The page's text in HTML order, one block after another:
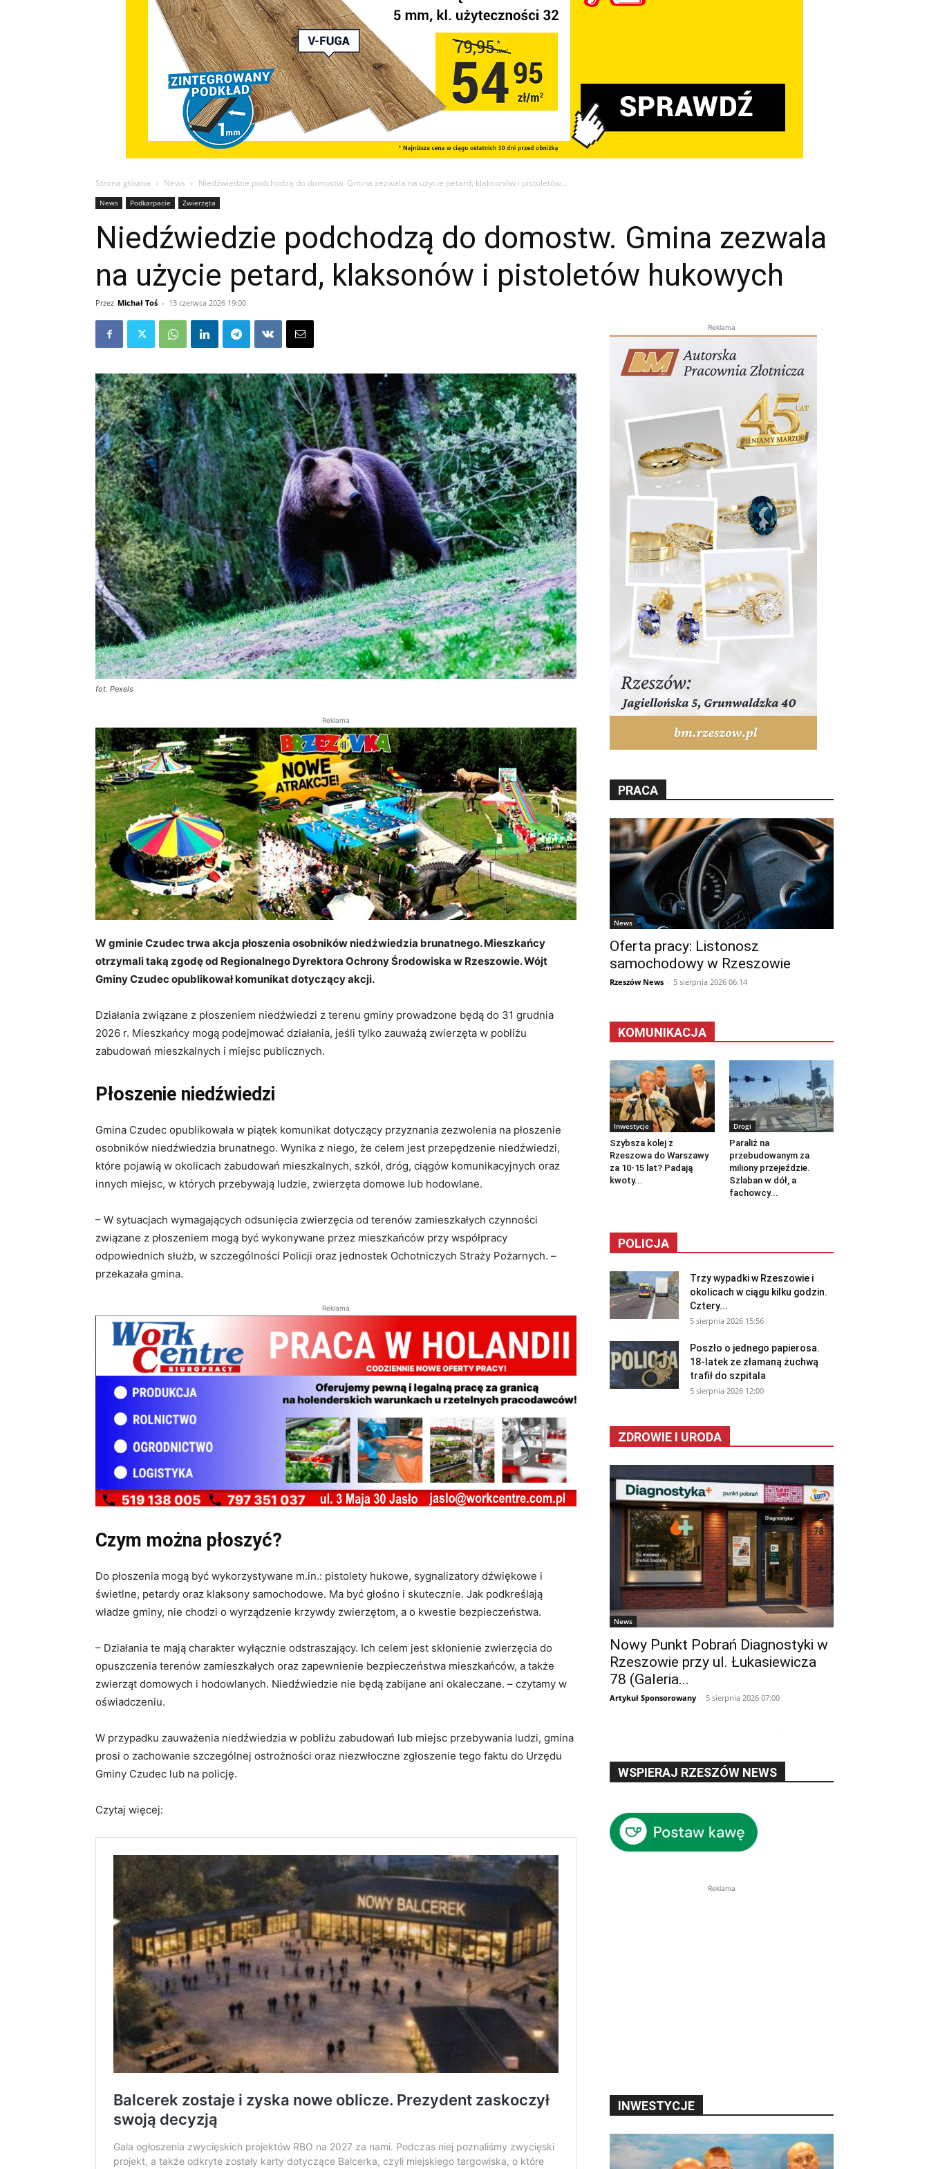
Strona główna News Niedźwiedzie podchodzą do domostw. Gmina zezwala na użycie petard, klaksonów i pistoletów...
News Podkarpacie Zwierzęta
Niedźwiedzie podchodzą do domostw. Gmina zezwala
na użycie petard, klaksonów i pistoletów hukowych
Przez Michał Toś - 13 czerwca 2026 19:00
fot. Pexels
Reklama
W gminie Czudec trwa akcja płoszenia osobników niedźwiedzia brunatnego. Mieszkańcy
otrzymali taką zgodę od Regionalnego Dyrektora Ochrony Środowiska w Rzeszowie. Wójt
Gminy Czudec opublikował komunikat dotyczący akcji.
Działania związane z płoszeniem niedźwiedzi z terenu gminy prowadzone będą do 31 grudnia
2026 r. Mieszkańcy mogą podejmować działania, jeśli tylko zauważą zwierzęta w pobliżu
zabudowań mieszkalnych i miejsc publicznych.
Płoszenie niedźwiedzi
Gmina Czudec opublikowała w piątek komunikat dotyczący przyznania zezwolenia na płoszenie
osobników niedźwiedzia brunatnego. Wynika z niego, że celem jest przepędzenie niedźwiedzi,
które pojawią w okolicach zabudowań mieszkalnych, szkół, dróg, ciągów komunikacyjnych oraz
innych miejsc, w których przebywają ludzie, zwierzęta domowe lub hodowlane.
– W sytuacjach wymagających odsunięcia zwierzęcia od terenów zamieszkałych czynności
związane z płoszeniem mogą być wykonywane przez mieszkańców przy współpracy
odpowiednich służb, w szczególności Policji oraz jednostek Ochotniczych Straży Pożarnych. –
przekazała gmina.
Reklama
Czym można płoszyć?
Do płoszenia mogą być wykorzystywane m.in.: pistolety hukowe, sygnalizatory dźwiękowe i
świetlne, petardy oraz klaksony samochodowe. Ma być głośno i skutecznie. Jak podkreślają
władze gminy, nie chodzi o wyrządzenie krzywdy zwierzętom, a o kwestie bezpieczeństwa.
– Działania te mają charakter wyłącznie odstraszający. Ich celem jest skłonienie zwierzęcia do
opuszczenia terenów zamieszkałych oraz zapewnienie bezpieczeństwa mieszkańców, a także
zwierząt domowych i hodowlanych. Niedźwiedzie nie będą zabijane ani okaleczane. – czytamy w
oświadczeniu.
W przypadku zauważenia niedźwiedzia w pobliżu zabudowań lub miejsc przebywania ludzi, gmina
prosi o zachowanie szczególnej ostrożności oraz niezwłoczne zgłoszenie tego faktu do Urzędu
Gminy Czudec lub na policję.
Czytaj więcej:
Reklama
PRACA
News
Oferta pracy: Listonosz
samochodowy w Rzeszowie
Rzeszów News - 5 sierpnia 2026 06:14
KOMUNIKACJA
Inwestycje
Szybsza kolej z
Rzeszowa do Warszawy
za 10-15 lat? Padają
kwoty...
Drogi
Paraliż na
przebudowanym za
miliony przejeździe.
Szlaban w dół, a
fachowcy...
POLICJA
Trzy wypadki w Rzeszowie i
okolicach w ciągu kilku godzin.
Cztery...
5 sierpnia 2026 15:56
Poszło o jednego papierosa.
18-latek ze złamaną żuchwą
trafił do szpitala
5 sierpnia 2026 12:00
ZDROWIE I URODA
News
Nowy Punkt Pobrań Diagnostyki w
Rzeszowie przy ul. Łukasiewicza
78 (Galeria...
Artykuł Sponsorowany - 5 sierpnia 2026 07:00
WSPIERAJ RZESZÓW NEWS
Reklama
INWESTYCJE